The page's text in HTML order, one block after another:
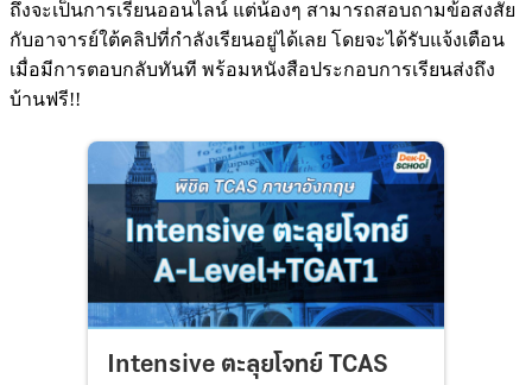
ถึงจะเป็นการเรียนออนไลน์ แต่น้องๆ สามารถสอบถามข้อสงสัย
กับอาจารย์ใต้คลิปที่กำลังเรียนอยู่ได้เลย โดยจะได้รับแจ้งเตือน
เมื่อมีการตอบกลับทันที พร้อมหนังสือประกอบการเรียนส่งถึง
บ้านฟรี!!